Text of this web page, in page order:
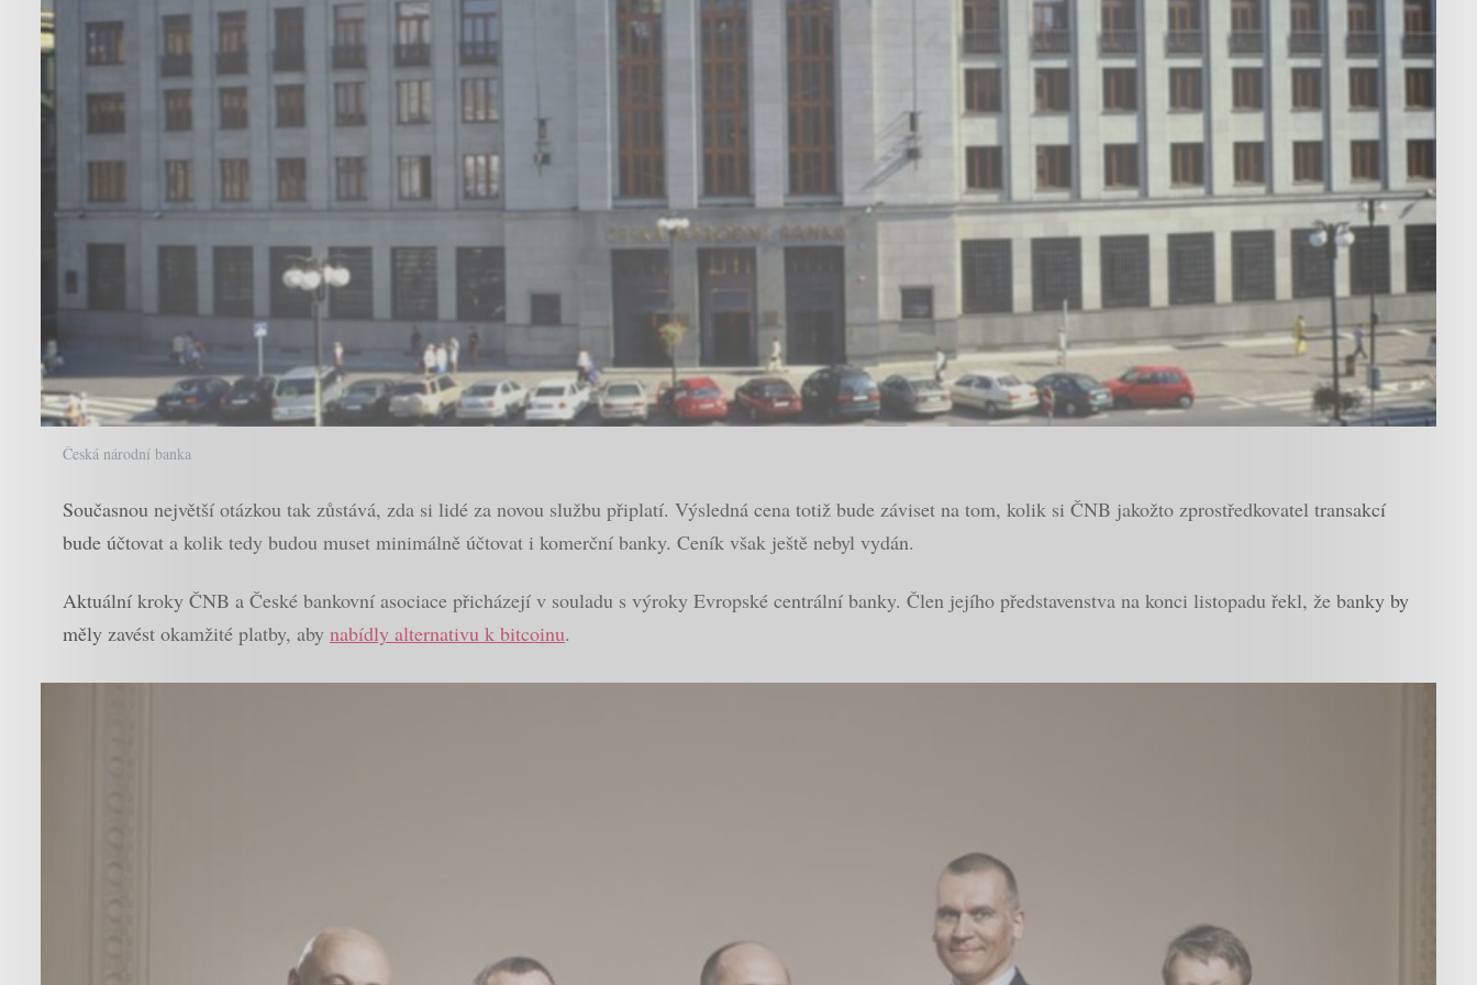
Česká národní banka
Současnou největší otázkou tak zůstává, zda si lidé za novou službu připlatí. Výsledná cena totiž bude záviset na tom, kolik si ČNB jakožto zprostředkovatel transakcí
bude účtovat a kolik tedy budou muset minimálně účtovat i komerční banky. Ceník však ještě nebyl vydán.
Aktuální kroky ČNB a České bankovní asociace přicházejí v souladu s výroky Evropské centrální banky. Člen jejího představenstva na konci listopadu řekl, že banky by
měly zavést okamžité platby, aby nabídly alternativu k bitcoinu.